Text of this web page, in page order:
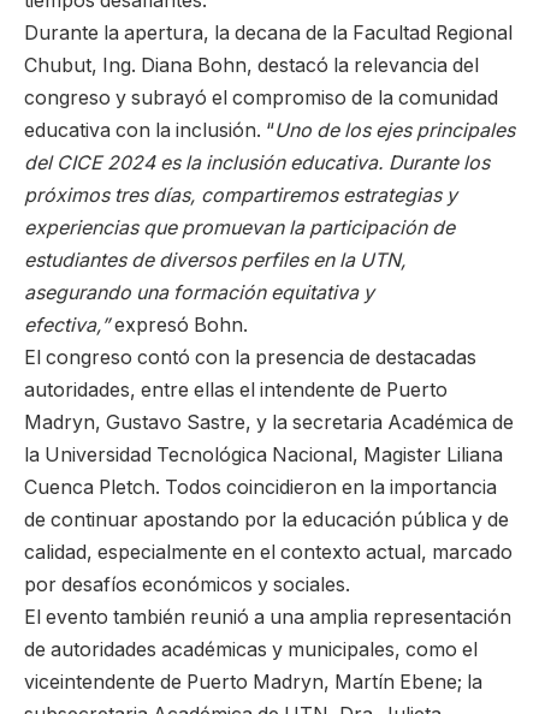
Durante la apertura, la decana de la Facultad Regional
Chubut, Ing. Diana Bohn, destacó la relevancia del
congreso y subrayó el compromiso de la comunidad
educativa con la inclusión. “Uno de los ejes principales
del CICE 2024 es la inclusión educativa. Durante los
próximos tres días, compartiremos estrategias y
experiencias que promuevan la participación de
estudiantes de diversos perfiles en la UTN,
asegurando una formación equitativa y
efectiva,”expresó Bohn.
El congreso contó con la presencia de destacadas
autoridades, entre ellas el intendente de Puerto
Madryn, Gustavo Sastre, y la secretaria Académica de
la Universidad Tecnológica Nacional, Magister Liliana
Cuenca Pletch. Todos coincidieron en la importancia
de continuar apostando por la educación pública y de
calidad, especialmente en el contexto actual, marcado
por desafíos económicos y sociales.
El evento también reunió a una amplia representación
de autoridades académicas y municipales, como el
viceintendente de Puerto Madryn, Martín Ebene; la